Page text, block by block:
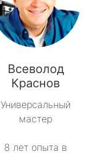
Всеволод
Краснов
Универсальный
мастер
8 лет опыта в